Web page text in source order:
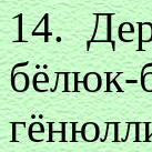
14.